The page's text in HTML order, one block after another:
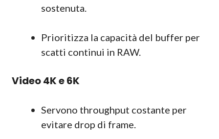
sostenuta.
Prioritizza la capacità del buffer per
scatti continui in RAW.
Video 4K e 6K
Servono throughput costante per
evitare drop di frame.